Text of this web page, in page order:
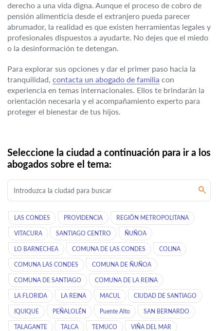
derecho a una vida digna. Aunque el proceso de cobro de
pensión alimenticia desde el extranjero pueda parecer
abrumador, la realidad es que existen herramientas legales y
profesionales dispuestos a ayudarte. No dejes que el miedo
o la desinformación te detengan.
Para explorar sus opciones y dar el primer paso hacia la
tranquilidad, contacta un abogado de familia con
experiencia en temas internacionales. Ellos te brindarán la
orientación necesaria y el acompañamiento experto para
proteger el bienestar de tus hijos.
Seleccione la ciudad a continuación para ir a los
abogados sobre el tema:
LAS CONDES PROVIDENCIA REGIÓN METROPOLITANA
VITACURA SANTIAGO CENTRO ÑUÑOA
LO BARNECHEA COMUNA DE LAS CONDES COLINA
COMUNA LAS CONDES COMUNA DE ÑUÑOA
COMUNA DE SANTIAGO COMUNA DE LA REINA
LA FLORIDA LA REINA MACUL CIUDAD DE SANTIAGO
IQUIQUE PEÑALOLÉN Puente Alto SAN BERNARDO
TALAGANTE TALCA TEMUCO VIÑA DEL MAR